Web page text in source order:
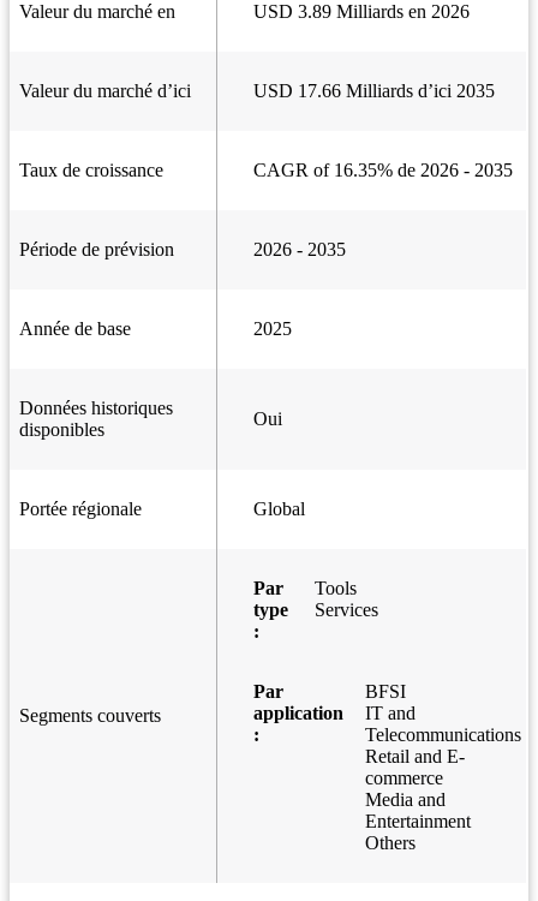
Valeur du marché en USD 3.89 Milliards en 2026
Valeur du marché d’ici USD 17.66 Milliards d’ici 2035
Taux de croissance CAGR of 16.35% de 2026 - 2035
Période de prévision 2026 - 2035
Année de base 2025
Données historiques
disponibles
Oui
Portée régionale Global
Segments couverts
Par
type
:
Tools
Services
Par
application
:
BFSI
IT and
Telecommunications
Retail and E-
commerce
Media and
Entertainment
Others